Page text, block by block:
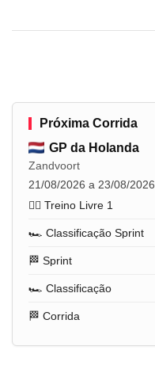
Próxima Corrida
GP da Holanda
Zandvoort
21/08/2026 a 23/08/2026
🏋️‍♂️ Treino Livre 1
🏎️ Classificação Sprint
🏁 Sprint
🏎️ Classificação
🏁 Corrida